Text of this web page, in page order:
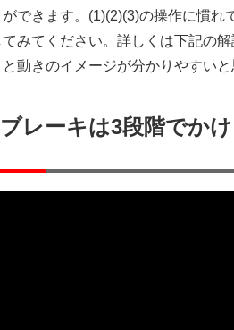
できます。(1)(2)(3)の操作に慣れ
みてください。詳しくは下記の
動きのイメージが分かりやすいと
レーキは3段階でか